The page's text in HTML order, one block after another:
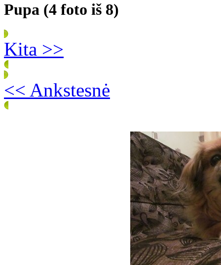
Pupa (4 foto iš 8)
Kita >>
<< Ankstesnė